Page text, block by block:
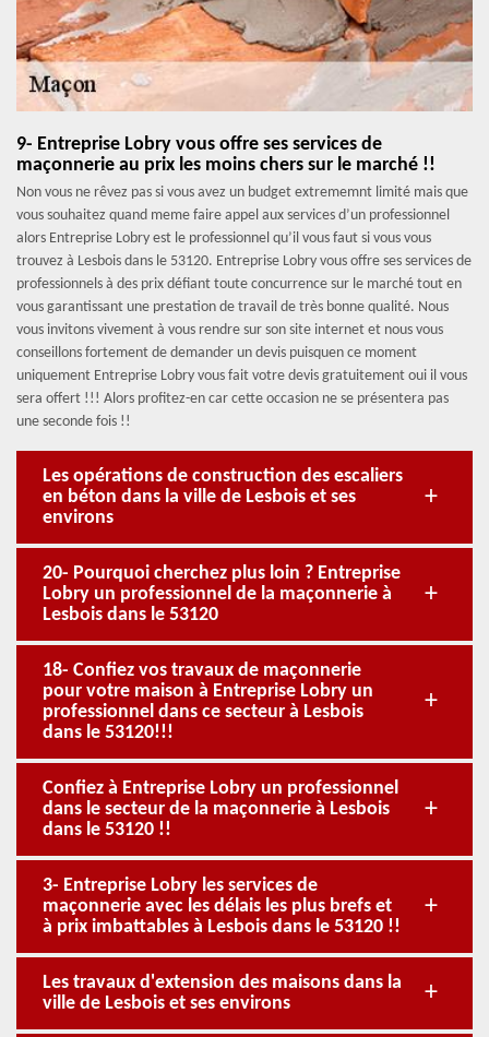
9- Entreprise Lobry vous offre ses services de
maçonnerie au prix les moins chers sur le marché !!
Non vous ne rêvez pas si vous avez un budget extrememnt limité mais que
vous souhaitez quand meme faire appel aux services d’un professionnel
alors Entreprise Lobry est le professionnel qu’il vous faut si vous vous
trouvez à Lesbois dans le 53120. Entreprise Lobry vous offre ses services de
professionnels à des prix défiant toute concurrence sur le marché tout en
vous garantissant une prestation de travail de très bonne qualité. Nous
vous invitons vivement à vous rendre sur son site internet et nous vous
conseillons fortement de demander un devis puisquen ce moment
uniquement Entreprise Lobry vous fait votre devis gratuitement oui il vous
sera offert !!! Alors profitez-en car cette occasion ne se présentera pas
une seconde fois !!
Les opérations de construction des escaliers
en béton dans la ville de Lesbois et ses
environs
20- Pourquoi cherchez plus loin ? Entreprise
Lobry un professionnel de la maçonnerie à
Lesbois dans le 53120
18- Confiez vos travaux de maçonnerie
pour votre maison à Entreprise Lobry un
professionnel dans ce secteur à Lesbois
dans le 53120!!!
Confiez à Entreprise Lobry un professionnel
dans le secteur de la maçonnerie à Lesbois
dans le 53120 !!
3- Entreprise Lobry les services de
maçonnerie avec les délais les plus brefs et
à prix imbattables à Lesbois dans le 53120 !!
Les travaux d'extension des maisons dans la
ville de Lesbois et ses environs